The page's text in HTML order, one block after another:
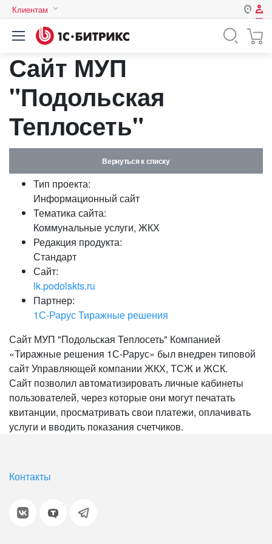
Клиентам
Авторизация
Нет аккаунта?
Логин
Пароль
Запомнить меня на этом
Забыли свой пароль?
Сайт МУП
"Подольская
Теплосеть"
Вернуться к списку
Тип проекта:
Информационный сайт
Тематика сайта:
Коммунальные услуги, ЖКХ
Редакция продукта:
Стандарт
Сайт:
lk.podolskts.ru
Партнер:
1С-Рарус Тиражные решения
Сайт МУП "Подольская Теплосеть" Компанией
«Тиражные решения 1С-Рарус» был внедрен типовой
сайт Управляющей компании ЖКХ, ТСЖ и ЖСК.
Сайт позволил автоматизировать личные кабинеты
пользователей, через которые они могут печатать
квитанции, просматривать свои платежи, оплачивать
услуги и вводить показания счетчиков.
Контакты